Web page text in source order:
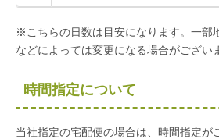
※こちらの日数は目安になります。一部
などによっては変更になる場合がござい
時間指定について
当社指定の宅配便の場合は、時間指定が